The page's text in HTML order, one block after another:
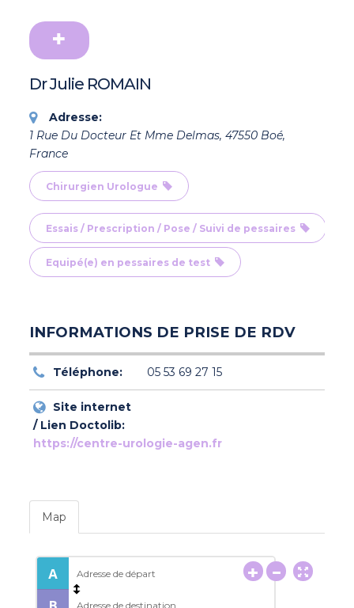
Dr Julie ROMAIN
Adresse:
1 Rue Du Docteur Et Mme Delmas, 47550 Boé,
France
Chirurgien Urologue
Essais / Prescription / Pose / Suivi de pessaires
Equipé(e) en pessaires de test
INFORMATIONS DE PRISE DE RDV
Téléphone: 05 53 69 27 15
Site internet
/ Lien Doctolib:
https://centre-urologie-agen.fr
Map